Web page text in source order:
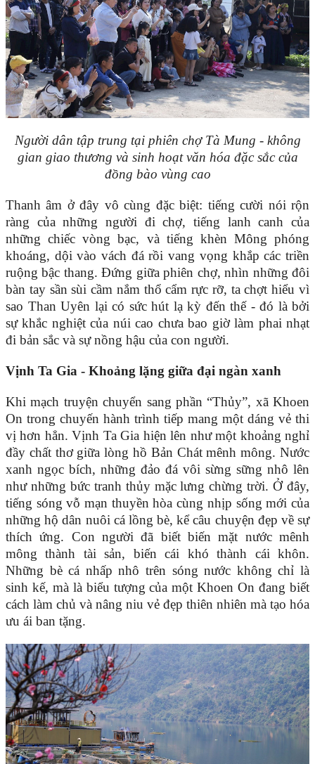
Người dân tập trung tại phiên chợ Tà Mung - không
gian giao thương và sinh hoạt văn hóa đặc sắc của
đồng bào vùng cao
Thanh âm ở đây vô cùng đặc biệt: tiếng cười nói rộn
ràng của những người đi chợ, tiếng lanh canh của
những chiếc vòng bạc, và tiếng khèn Mông phóng
khoáng, dội vào vách đá rồi vang vọng khắp các triền
ruộng bậc thang. Đứng giữa phiên chợ, nhìn những đôi
bàn tay sần sùi cầm nắm thổ cẩm rực rỡ, ta chợt hiểu vì
sao Than Uyên lại có sức hút lạ kỳ đến thế - đó là bởi
sự khắc nghiệt của núi cao chưa bao giờ làm phai nhạt
đi bản sắc và sự nồng hậu của con người.
Vịnh Ta Gia - Khoảng lặng giữa đại ngàn xanh
Khi mạch truyện chuyển sang phần “Thủy”, xã Khoen
On trong chuyến hành trình tiếp mang một dáng vẻ thi
vị hơn hẳn. Vịnh Ta Gia hiện lên như một khoảng nghỉ
đầy chất thơ giữa lòng hồ Bản Chát mênh mông. Nước
xanh ngọc bích, những đảo đá vôi sừng sững nhô lên
như những bức tranh thủy mặc lưng chừng trời. Ở đây,
tiếng sóng vỗ mạn thuyền hòa cùng nhịp sống mới của
những hộ dân nuôi cá lồng bè, kể câu chuyện đẹp về sự
thích ứng. Con người đã biết biến mặt nước mênh
mông thành tài sản, biến cái khó thành cái khôn.
Những bè cá nhấp nhô trên sóng nước không chỉ là
sinh kế, mà là biểu tượng của một Khoen On đang biết
cách làm chủ và nâng niu vẻ đẹp thiên nhiên mà tạo hóa
ưu ái ban tặng.